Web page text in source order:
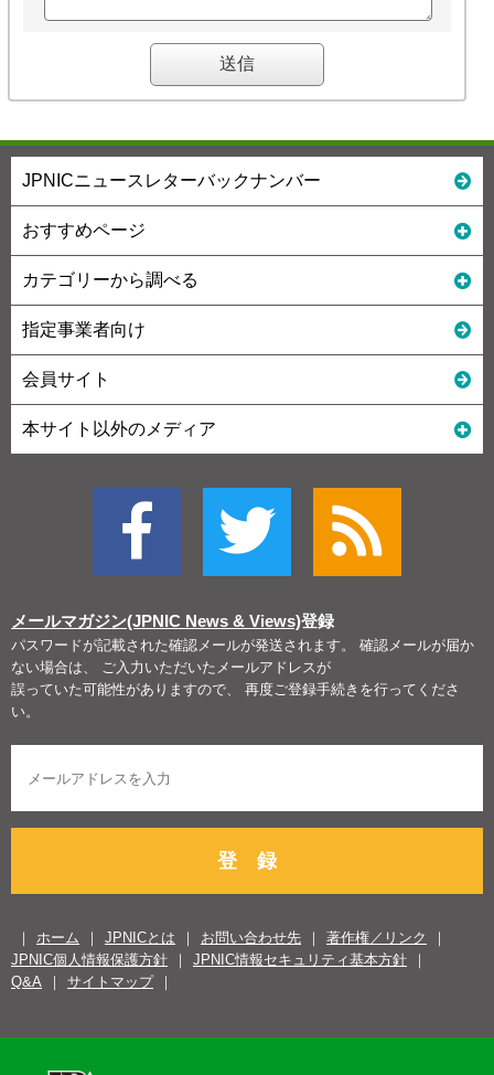
JPNICニュースレターバックナンバー
おすすめページ
カテゴリーから調べる
指定事業者向け
会員サイト
本サイト以外のメディア
メールマガジン(JPNIC News & Views)登録
パスワードが記載された確認メールが発送されます。 確認メールが届か
ない場合は、 ご入力いただいたメールアドレスが
誤っていた可能性がありますので、 再度ご登録手続きを行ってくださ
い。
登 録
ホーム JPNICとは お問い合わせ先
著作権／リンク
JPNIC個人情報保護方針
JPNIC情報セキュリティ基本方針
Q&A
サイトマップ